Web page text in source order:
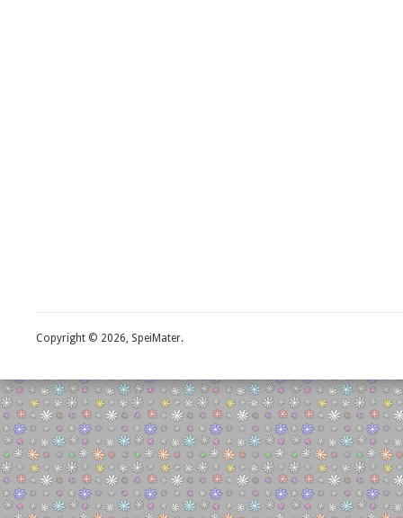
Copyright © 2026, SpeiMater.